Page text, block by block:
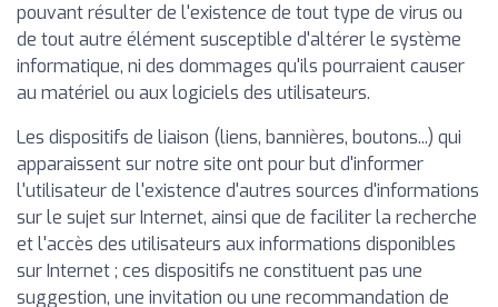
pouvant résulter de l'existence de tout type de virus ou
de tout autre élément susceptible d'altérer le système
informatique, ni des dommages qu'ils pourraient causer
au matériel ou aux logiciels des utilisateurs.
Les dispositifs de liaison (liens, bannières, boutons...) qui
apparaissent sur notre site ont pour but d'informer
l'utilisateur de l'existence d'autres sources d'informations
sur le sujet sur Internet, ainsi que de faciliter la recherche
et l'accès des utilisateurs aux informations disponibles
sur Internet ; ces dispositifs ne constituent pas une
suggestion, une invitation ou une recommandation de